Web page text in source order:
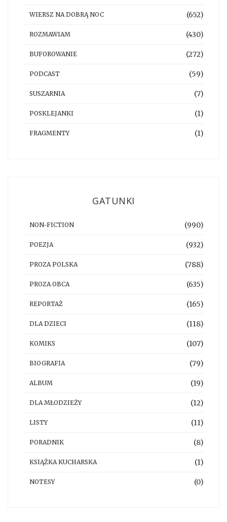
WIERSZ NA DOBRĄ NOC (652)
ROZMAWIAM (430)
BUFOROWANIE (272)
PODCAST (59)
SUSZARNIA (7)
POSKLEJANKI (1)
FRAGMENTY (1)
GATUNKI
NON-FICTION (990)
POEZJA (932)
PROZA POLSKA (788)
PROZA OBCA (635)
REPORTAŻ (165)
DLA DZIECI (118)
KOMIKS (107)
BIOGRAFIA (79)
ALBUM (19)
DLA MŁODZIEŻY (12)
LISTY (11)
PORADNIK (8)
KSIĄŻKA KUCHARSKA (1)
NOTESY (0)